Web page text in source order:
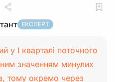
ЕКСПЕРТ
у І кварталі поточного
значенням минулих
тому окремо через